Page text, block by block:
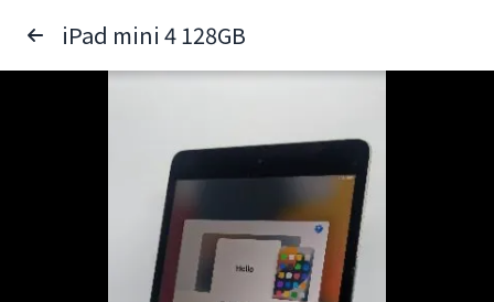
iPad mini 4 128GB